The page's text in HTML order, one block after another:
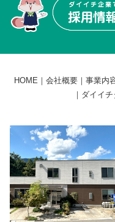
HOME ｜ 会社概要｜ 事業内
｜ ダイイ